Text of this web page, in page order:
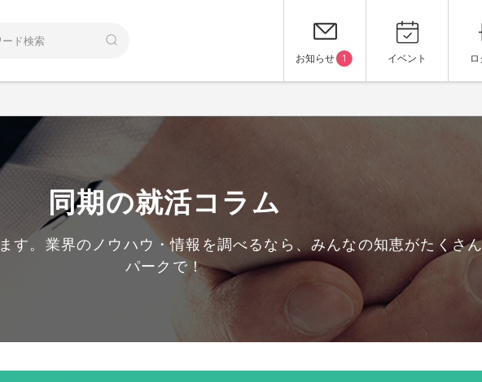
お知らせ 1 イベント
同期の就活コラム
す。業界のノウハウ・情報を調べるなら、みんなの知恵がたくさ
パークで！